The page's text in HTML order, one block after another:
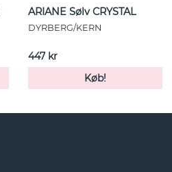
ARIANE Sølv CRYSTAL
DYRBERG/KERN
447 kr
Køb!